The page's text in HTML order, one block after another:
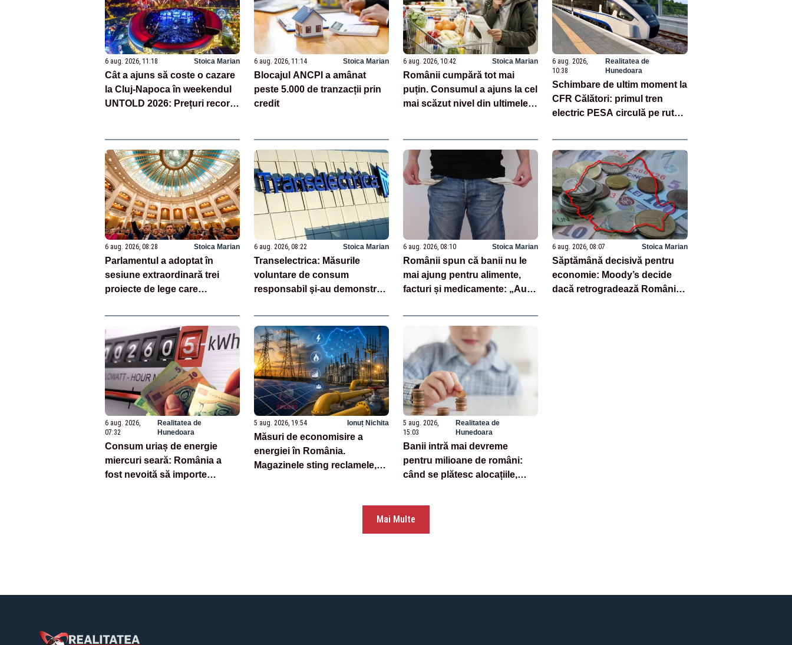
6 aug. 2026, 11:18 Stoica Marian
Cât a ajuns să coste o cazare
la Cluj-Napoca în weekendul
UNTOLD 2026: Prețuri record
6 aug. 2026, 11:14 Stoica Marian
Blocajul ANCPI a amânat
peste 5.000 de tranzacții prin
credit
6 aug. 2026, 10:42 Stoica Marian
Românii cumpără tot mai
puțin. Consumul a ajuns la cel
mai scăzut nivel din ultimele
6 aug. 2026,
10:38
Realitatea de
Hunedoara
Schimbare de ultim moment la
CFR Călători: primul tren
electric PESA circulă pe ruta
6 aug. 2026, 08:28 Stoica Marian
Parlamentul a adoptat în
sesiune extraordinară trei
proiecte de lege care
6 aug. 2026, 08:22 Stoica Marian
Transelectrica: Măsurile
voluntare de consum
responsabil şi-au demonstrat
6 aug. 2026, 08:10 Stoica Marian
Românii spun că banii nu le
mai ajung pentru alimente,
facturi și medicamente: „Au
6 aug. 2026, 08:07 Stoica Marian
Săptămână decisivă pentru
economie: Moody’s decide
dacă retrogradează România
6 aug. 2026,
07:32
Realitatea de
Hunedoara
Consum uriaș de energie
miercuri seară: România a
fost nevoită să importe
5 aug. 2026, 19:54 Ionuț Nichita
Măsuri de economisire a
energiei în România.
Magazinele sting reclamele,
5 aug. 2026,
15:03
Realitatea de
Hunedoara
Banii intră mai devreme
pentru milioane de români:
când se plătesc alocațiile,
Mai Multe